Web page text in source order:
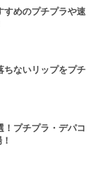
すめのプチプラや速
ちないリップをプチ
プチプラ・デパコ